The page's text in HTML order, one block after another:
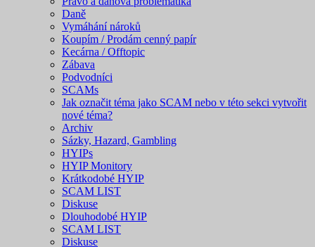
Daně
Vymáhání nároků
Koupím / Prodám cenný papír
Kecárna / Offtopic
Zábava
Podvodníci
SCAMs
Jak označit téma jako SCAM nebo v této sekci vytvořit
nové téma?
Archiv
Sázky, Hazard, Gambling
HYIPs
HYIP Monitory
Krátkodobé HYIP
SCAM LIST
Diskuse
Dlouhodobé HYIP
SCAM LIST
Diskuse